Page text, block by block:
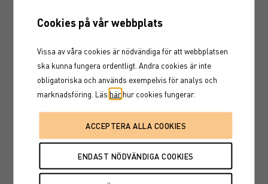
UBS SPR Sv bolag
Recovery SBx2 4597
Cookies på vår webbplats
Vissa av våra cookies är nödvändiga för att webbplatsen
ska kunna fungera ordentligt. Andra cookies är inte
obligatoriska och används exempelvis för analys och
marknadsföring. Läs här hur cookies fungerar.